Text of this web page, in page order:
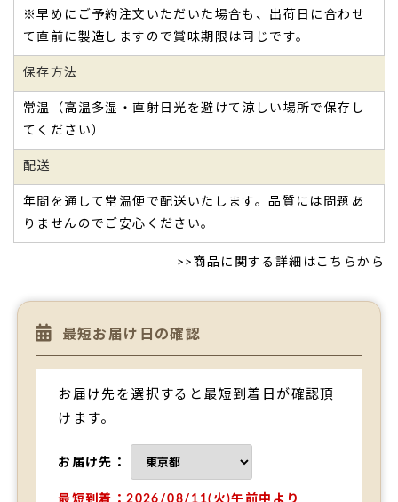
※早めにご予約注文いただいた場合も、出荷日に合わせ
て直前に製造しますので賞味期限は同じです。
保存方法
常温（高温多湿・直射日光を避けて涼しい場所で保存し
てください）
配送
年間を通して常温便で配送いたします。品質には問題あ
りませんのでご安心ください。
>> 商品に関する詳細はこちらから
最短お届け日の確認
お届け先を選択すると最短到着日が確認頂
けます。
お届け先：
最短到着：2026/08/11(火)午前中より